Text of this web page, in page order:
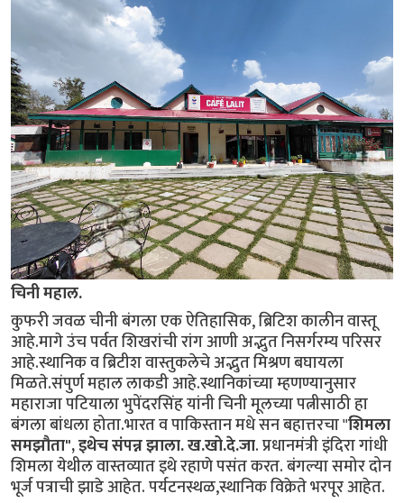
चिनी महाल.
कुफरी जवळ चीनी बंगला एक ऐतिहासिक, ब्रिटिश कालीन वास्तू
आहे.मागे उंच पर्वत शिखरांची रांग आणी अद्भुत निसर्गरम्य परिसर
आहे.स्थानिक व ब्रिटीश वास्तुकलेचे अद्भुत मिश्रण बघायला
मिळते.संपुर्ण महाल लाकडी आहे.स्थानिकांच्या म्हणण्यानुसार
महाराजा पटियाला भुपेंदरसिंह यांनी चिनी मूलच्या पत्नीसाठी हा
बंगला बांधला होता.भारत व पाकिस्तान मधे सन बहात्तरचा "शिमला
समझौता", इथेच संपन्न झाला. ख.खो.दे.जा. प्रधानमंत्री इंदिरा गांधी
शिमला येथील वास्तव्यात इथे रहाणे पसंत करत. बंगल्या समोर दोन
भूर्ज पत्राची झाडे आहेत. पर्यटनस्थळ,स्थानिक विक्रेते भरपूर आहेत.